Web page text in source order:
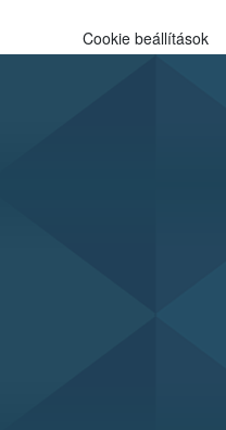
Cookie beállítások